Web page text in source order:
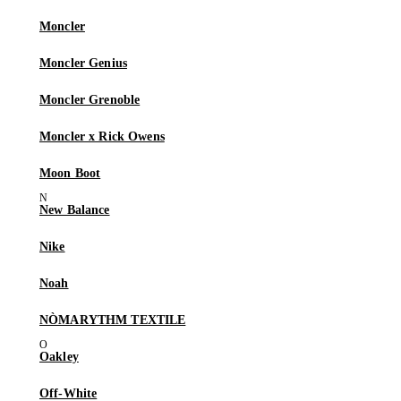
Moncler
Moncler Genius
Moncler Grenoble
Moncler x Rick Owens
Moon Boot
New Balance
Nike
Noah
NÒMARYTHM TEXTILE
Oakley
Off-White